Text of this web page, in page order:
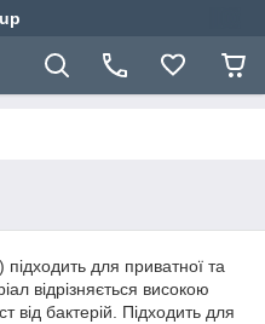
для приватної та
відрізняється високою
від бактерій. Підходить для